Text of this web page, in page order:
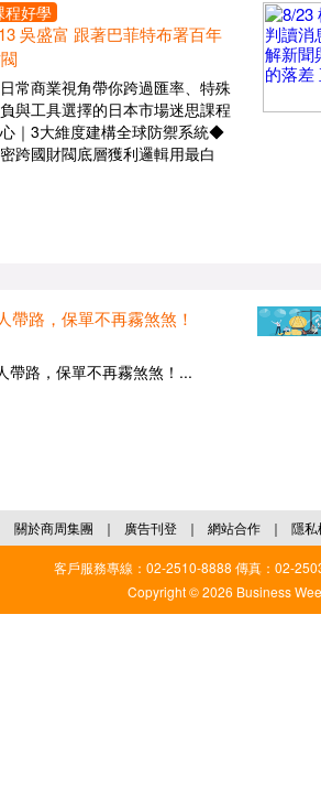
程好學
吳盛富 跟著巴菲特布署百年
常商業視角帶你跨過匯率、特殊
與工具選擇的日本市場迷思課程
｜3大維度建構全球防禦系統◆
跨國財閥底層獲利邏輯用最白
帶路，保單不再霧煞煞！
帶路，保單不再霧煞煞！...
關於商周集團 ｜ 廣告刊登 ｜ 網站合作 ｜ 隱私
客戶服務專線：02-2510-8888 傳真：02-
Copyright © 2026 Business